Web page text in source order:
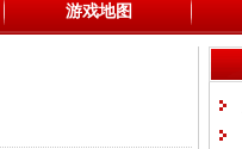
游戏地图